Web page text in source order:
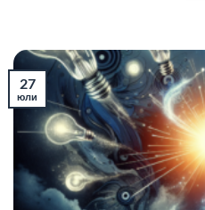
27
юли